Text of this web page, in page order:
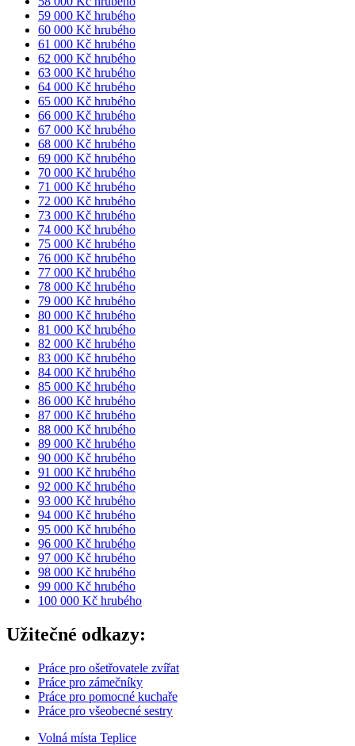
59 000 Kč hrubého
60 000 Kč hrubého
61 000 Kč hrubého
62 000 Kč hrubého
63 000 Kč hrubého
64 000 Kč hrubého
65 000 Kč hrubého
66 000 Kč hrubého
67 000 Kč hrubého
68 000 Kč hrubého
69 000 Kč hrubého
70 000 Kč hrubého
71 000 Kč hrubého
72 000 Kč hrubého
73 000 Kč hrubého
74 000 Kč hrubého
75 000 Kč hrubého
76 000 Kč hrubého
77 000 Kč hrubého
78 000 Kč hrubého
79 000 Kč hrubého
80 000 Kč hrubého
81 000 Kč hrubého
82 000 Kč hrubého
83 000 Kč hrubého
84 000 Kč hrubého
85 000 Kč hrubého
86 000 Kč hrubého
87 000 Kč hrubého
88 000 Kč hrubého
89 000 Kč hrubého
90 000 Kč hrubého
91 000 Kč hrubého
92 000 Kč hrubého
93 000 Kč hrubého
94 000 Kč hrubého
95 000 Kč hrubého
96 000 Kč hrubého
97 000 Kč hrubého
98 000 Kč hrubého
99 000 Kč hrubého
100 000 Kč hrubého
Užitečné odkazy:
Práce pro ošetřovatele zvířat
Práce pro zámečníky
Práce pro pomocné kuchaře
Práce pro všeobecné sestry
Volná místa Teplice